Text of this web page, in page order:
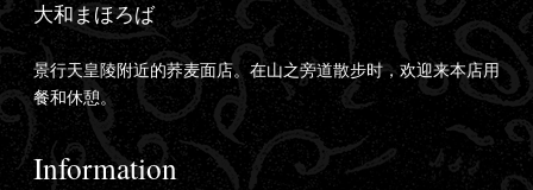
大和まほろば
景行天皇陵附近的荞麦面店。在山之旁道散步时，欢迎来本店用
餐和休憩。
Information